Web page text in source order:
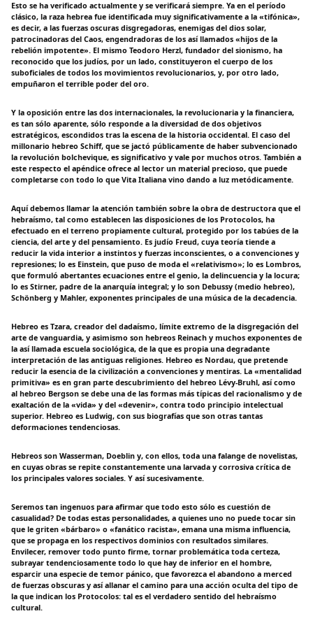
Esto se ha verificado actualmente y se verificará siempre. Ya en el período
clásico, la raza hebrea fue identificada muy significativamente a la «tifónica»,
es decir, a las fuerzas oscuras disgregadoras, enemigas del dios solar,
patrocinadoras del Caos, engendradoras de los así llamados «hijos de la
rebelión impotente». El mismo Teodoro Herzl, fundador del sionismo, ha
reconocido que los judíos, por un lado, constituyeron el cuerpo de los
suboficiales de todos los movimientos revolucionarios, y, por otro lado,
empuñaron el terrible poder del oro.
Y la oposición entre las dos internacionales, la revolucionaria y la financiera,
es tan sólo aparente, sólo responde a la diversidad de dos objetivos
estratégicos, escondidos tras la escena de la historia occidental. El caso del
millonario hebreo Schiff, que se jactó públicamente de haber subvencionado
la revolución bolchevique, es significativo y vale por muchos otros. También a
este respecto el apéndice ofrece al lector un material precioso, que puede
completarse con todo lo que Vita Italiana vino dando a luz metódicamente.
Aquí debemos llamar la atención también sobre la obra de destructora que el
hebraísmo, tal como establecen las disposiciones de los Protocolos, ha
efectuado en el terreno propiamente cultural, protegido por los tabúes de la
ciencia, del arte y del pensamiento. Es judío Freud, cuya teoría tiende a
reducir la vida interior a instintos y fuerzas inconscientes, o a convenciones y
represiones; lo es Einstein, que puso de moda el «relativismo»; lo es Lombros,
que formuló abertantes ecuaciones entre el genio, la delincuencia y la locura;
lo es Stirner, padre de la anarquía integral; y lo son Debussy (medio hebreo),
Schönberg y Mahler, exponentes principales de una música de la decadencia.
Hebreo es Tzara, creador del dadaísmo, límite extremo de la disgregación del
arte de vanguardia, y asimismo son hebreos Reinach y muchos exponentes de
la así llamada escuela sociológica, de la que es propia una degradante
interpretación de las antiguas religiones. Hebreo es Nordau, que pretende
reducir la esencia de la civilización a convenciones y mentiras. La «mentalidad
primitiva» es en gran parte descubrimiento del hebreo Lévy-Bruhl, así como
al hebreo Bergson se debe una de las formas más típicas del racionalismo y de
exaltación de la «vida» y del «devenir», contra todo principio intelectual
superior. Hebreo es Ludwig, con sus biografías que son otras tantas
deformaciones tendenciosas.
Hebreos son Wasserman, Doeblin y, con ellos, toda una falange de novelistas,
en cuyas obras se repite constantemente una larvada y corrosiva crítica de
los principales valores sociales. Y así sucesivamente.
Seremos tan ingenuos para afirmar que todo esto sólo es cuestión de
casualidad? De todas estas personalidades, a quienes uno no puede tocar sin
que le griten «bárbaro» o «fanático racista», emana una misma influencia,
que se propaga en los respectivos dominios con resultados similares.
Envilecer, remover todo punto firme, tornar problemática toda certeza,
subrayar tendenciosamente todo lo que hay de inferior en el hombre,
esparcir una especie de temor pánico, que favorezca el abandono a merced
de fuerzas obscuras y así allanar el camino para una acción oculta del tipo de
la que indican los Protocolos: tal es el verdadero sentido del hebraísmo
cultural.